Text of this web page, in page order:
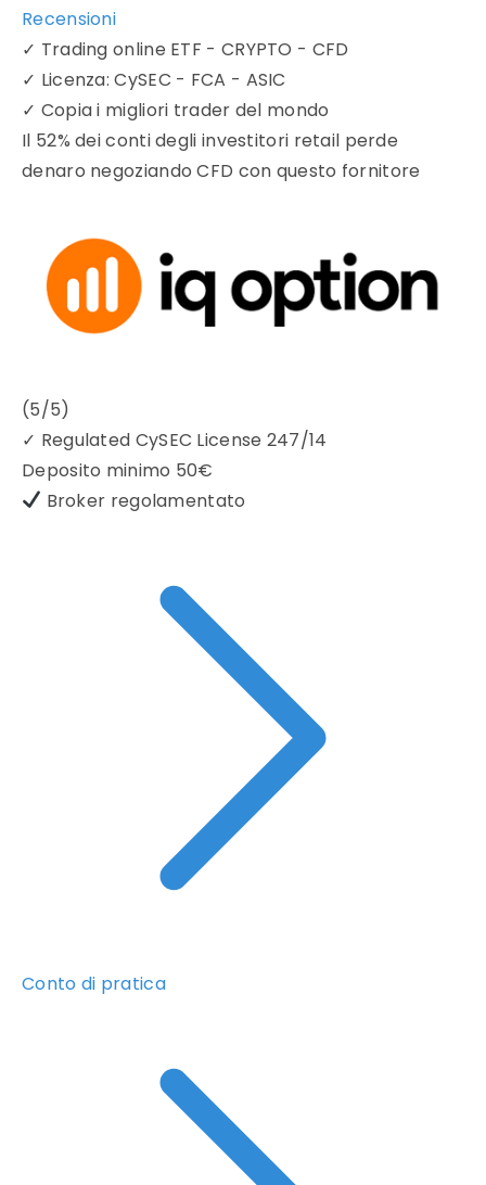
Recensioni
✓ Trading online ETF - CRYPTO - CFD
✓ Licenza: CySEC - FCA - ASIC
✓ Copia i migliori trader del mondo
Il 52% dei conti degli investitori retail perde
denaro negoziando CFD con questo fornitore
(5/5)
✓ Regulated CySEC License 247/14
Deposito minimo 50€
Broker regolamentato
Conto di pratica